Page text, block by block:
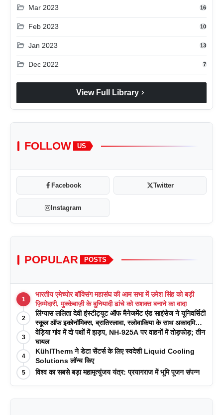
folder_open Mar 2023 16
folder_open Feb 2023 10
folder_open Jan 2023 13
folder_open Dec 2022 7
View Full Library chevron_right
FOLLOW US
Facebook Twitter
Instagram
POPULAR POSTS
1
भारतीय एमेच्योर बॉक्सिंग महासंघ की आम सभा में उमेश सिंह को बड़ी
ज़िम्मेदारी, मुक्केबाज़ी के बुनियादी ढांचे को सशक्त बनाने का वादा
2
लिंग्यास ललिता देवी इंस्टीट्यूट ऑफ मैनेजमेंट एंड साइंसेज ने यूनिवर्सिटी
स्कूल ऑफ इकोनॉमिक्स, ब्रातिस्लावा, स्लोवाकिया के साथ अकादमिक
पत्रिकाओं में प्रकाशन रणनीतियों पर एक दिवसीय कार्यशाला का
आयोजन किया
3
वेड़िया गांव में दो पक्षों में झड़प, NH-925A पर वाहनों में तोड़फोड़; तीन
घायल
4
KühlTherm ने डेटा सेंटर्स के लिए स्वदेशी Liquid Cooling
Solutions लॉन्च किए
5 विश्व का सबसे बड़ा महामृत्युंजय यंत्र: प्रयागराज में भूमि पूजन संपन्न